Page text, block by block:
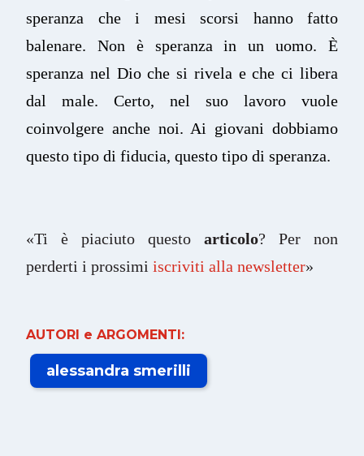
speranza che i mesi scorsi hanno fatto
balenare. Non è speranza in un uomo. È
speranza nel Dio che si rivela e che ci libera
dal male. Certo, nel suo lavoro vuole
coinvolgere anche noi. Ai giovani dobbiamo
questo tipo di fiducia, questo tipo di speranza.
«Ti è piaciuto questo articolo? Per non
perderti i prossimi iscriviti alla newsletter»
AUTORI e ARGOMENTI:
alessandra smerilli